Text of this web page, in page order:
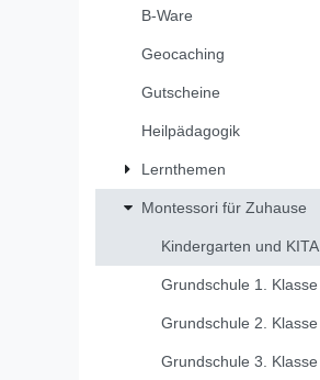
B-Ware
Geocaching
Gutscheine
Heilpädagogik
Lernthemen
Montessori für Zuhause
Kindergarten und KITA
Grundschule 1. Klasse
Grundschule 2. Klasse
Grundschule 3. Klasse